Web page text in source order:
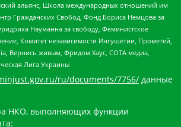
альянс, Школа международных отношений им
Гражданских Свобод, Фонд Бориса Немцова за
Науманна за свободу, Феминистское
Комитет независимости Ингушетии, Прометей,
Вернись живым, Фридом Хаус, СОТА медиа,
Лига Украины
ru/documents/7756/ данные
НКО, выполняющих функции